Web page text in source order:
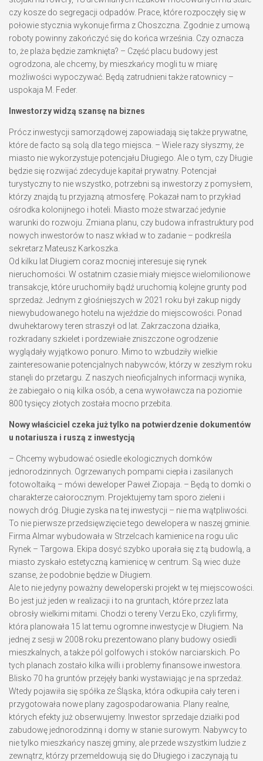
czy kosze do segregacji odpadów. Prace, które rozpoczęły się w
połowie stycznia wykonuje firma z Choszczna. Zgodnie z umową
roboty powinny zakończyć się do końca września. Czy oznacza
to, że plaża będzie zamknięta? – Część placu budowy jest
ogrodzona, ale chcemy, by mieszkańcy mogli tu w miarę
możliwości wypoczywać. Będą zatrudnieni także ratownicy –
uspokaja M. Feder.
Inwestorzy widzą szansę na biznes
Prócz inwestycji samorządowej zapowiadają się także prywatne,
które de facto są solą dla tego miejsca. – Wiele razy słyszmy, że
miasto nie wykorzystuje potencjału Długiego. Ale o tym, czy Długie
będzie się rozwijać zdecyduje kapitał prywatny. Potencjał
turystyczny to nie wszystko, potrzebni są inwestorzy z pomysłem,
którzy znajdą tu przyjazną atmosferę. Pokazał nam to przykład
ośrodka kolonijnego i hoteli. Miasto może stwarzać jedynie
warunki do rozwoju. Zmiana planu, czy budowa infrastruktury pod
nowych inwestorów to nasz wkład w to zadanie – podkreśla
sekretarz Mateusz Karkoszka.
Od kilku lat Długiem coraz mocniej interesuje się rynek
nieruchomości. W ostatnim czasie miały miejsce wielomilionowe
transakcje, które uruchomiły bądź uruchomią kolejne grunty pod
sprzedaż. Jednym z głośniejszych w 2021 roku był zakup nigdy
niewybudowanego hotelu na wjeździe do miejscowości. Ponad
dwuhektarowy teren straszył od lat. Zakrzaczona działka,
rozkradany szkielet i pordzewiałe zniszczone ogrodzenie
wyglądały wyjątkowo ponuro. Mimo to wzbudziły wielkie
zainteresowanie potencjalnych nabywców, którzy w zeszłym roku
stanęli do przetargu. Z naszych nieoficjalnych informacji wynika,
że zabiegało o nią kilka osób, a cena wywoławcza na poziomie
800 tysięcy złotych została mocno przebita.
Nowy właściciel czeka już tylko na potwierdzenie dokumentów
u notariusza i ruszą z inwestycją
– Chcemy wybudować osiedle ekologicznych domków
jednorodzinnych. Ogrzewanych pompami ciepła i zasilanych
fotowoltaiką – mówi deweloper Paweł Ziopaja. – Będą to domki o
charakterze całorocznym. Projektujemy tam sporo zieleni i
nowych dróg. Długie zyska na tej inwestycji – nie ma wątpliwości.
To nie pierwsze przedsięwzięcie tego dewelopera w naszej gminie.
Firma Almar wybudowała w Strzelcach kamienice na rogu ulic
Rynek – Targowa. Ekipa dosyć szybko uporała się z tą budowlą, a
miasto zyskało estetyczną kamienicę w centrum. Są wiec duże
szanse, że podobnie będzie w Długiem.
Ale to nie jedyny poważny deweloperski projekt w tej miejscowości.
Bo jest już jeden w realizacji i to na gruntach, które przez lata
obrosły wielkimi mitami. Chodzi o tereny Verzu Eko, czyli firmy,
która planowała 15 lat temu ogromne inwestycje w Długiem. Na
jednej z sesji w 2008 roku prezentowano plany budowy osiedli
mieszkalnych, a także pól golfowych i stoków narciarskich. Po
tych planach zostało kilka willi i problemy finansowe inwestora.
Blisko 70 ha gruntów przejęły banki wystawiając je na sprzedaż.
Wtedy pojawiła się spółka ze Śląska, która odkupiła cały teren i
przygotowała nowe plany zagospodarowania. Plany realne,
których efekty już obserwujemy. Inwestor sprzedaje działki pod
zabudowę jednorodzinną i domy w stanie surowym. Nabywcy to
nie tylko mieszkańcy naszej gminy, ale przede wszystkim ludzie z
zewnątrz, którzy przemeldowują się do Długiego i zaczynają tu